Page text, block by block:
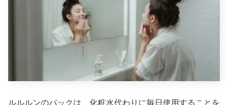
ルルルンのパックは、化粧水代わりに毎日使用することを